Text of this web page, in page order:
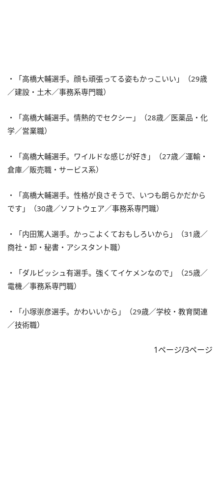
・「高橋大輔選手。顔も頑張ってる姿もかっこいい」（29歳
／建設・土木／事務系専門職）
・「高橋大輔選手。情熱的でセクシー」（28歳／医薬品・化
学／営業職）
・「高橋大輔選手。ワイルドな感じが好き」（27歳／運輸・
倉庫／販売職・サービス系）
・「高橋大輔選手。性格が良さそうで、いつも朗らかだから
です」（30歳／ソフトウェア／事務系専門職）
・「内田篤人選手。かっこよくておもしろいから」（31歳／
商社・卸・秘書・アシスタント職）
・「ダルビッシュ有選手。強くてイケメンなので」（25歳／
電機／事務系専門職）
・「小塚崇彦選手。かわいいから」（29歳／学校・教育関連
／技術職）
1ページ/3ページ